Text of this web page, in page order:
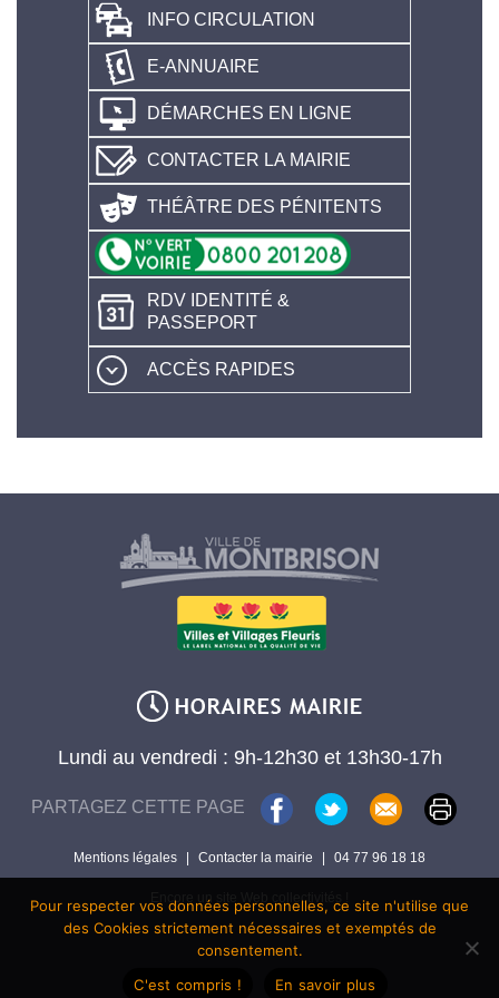
INFO CIRCULATION
E-ANNUAIRE
DÉMARCHES EN LIGNE
CONTACTER LA MAIRIE
THÉÂTRE DES PÉNITENTS
RDV IDENTITÉ &
PASSEPORT
ACCÈS RAPIDES
Lundi au vendredi : 9h-12h30 et 13h30-17h
PARTAGEZ CETTE PAGE
Mentions légales | Contacter la mairie | 04 77 96 18 18
Encore un site Web collectivités !
Pour respecter vos données personnelles, ce site n'utilise que
des Cookies strictement nécessaires et exemptés de
consentement.
C'est compris !
En savoir plus